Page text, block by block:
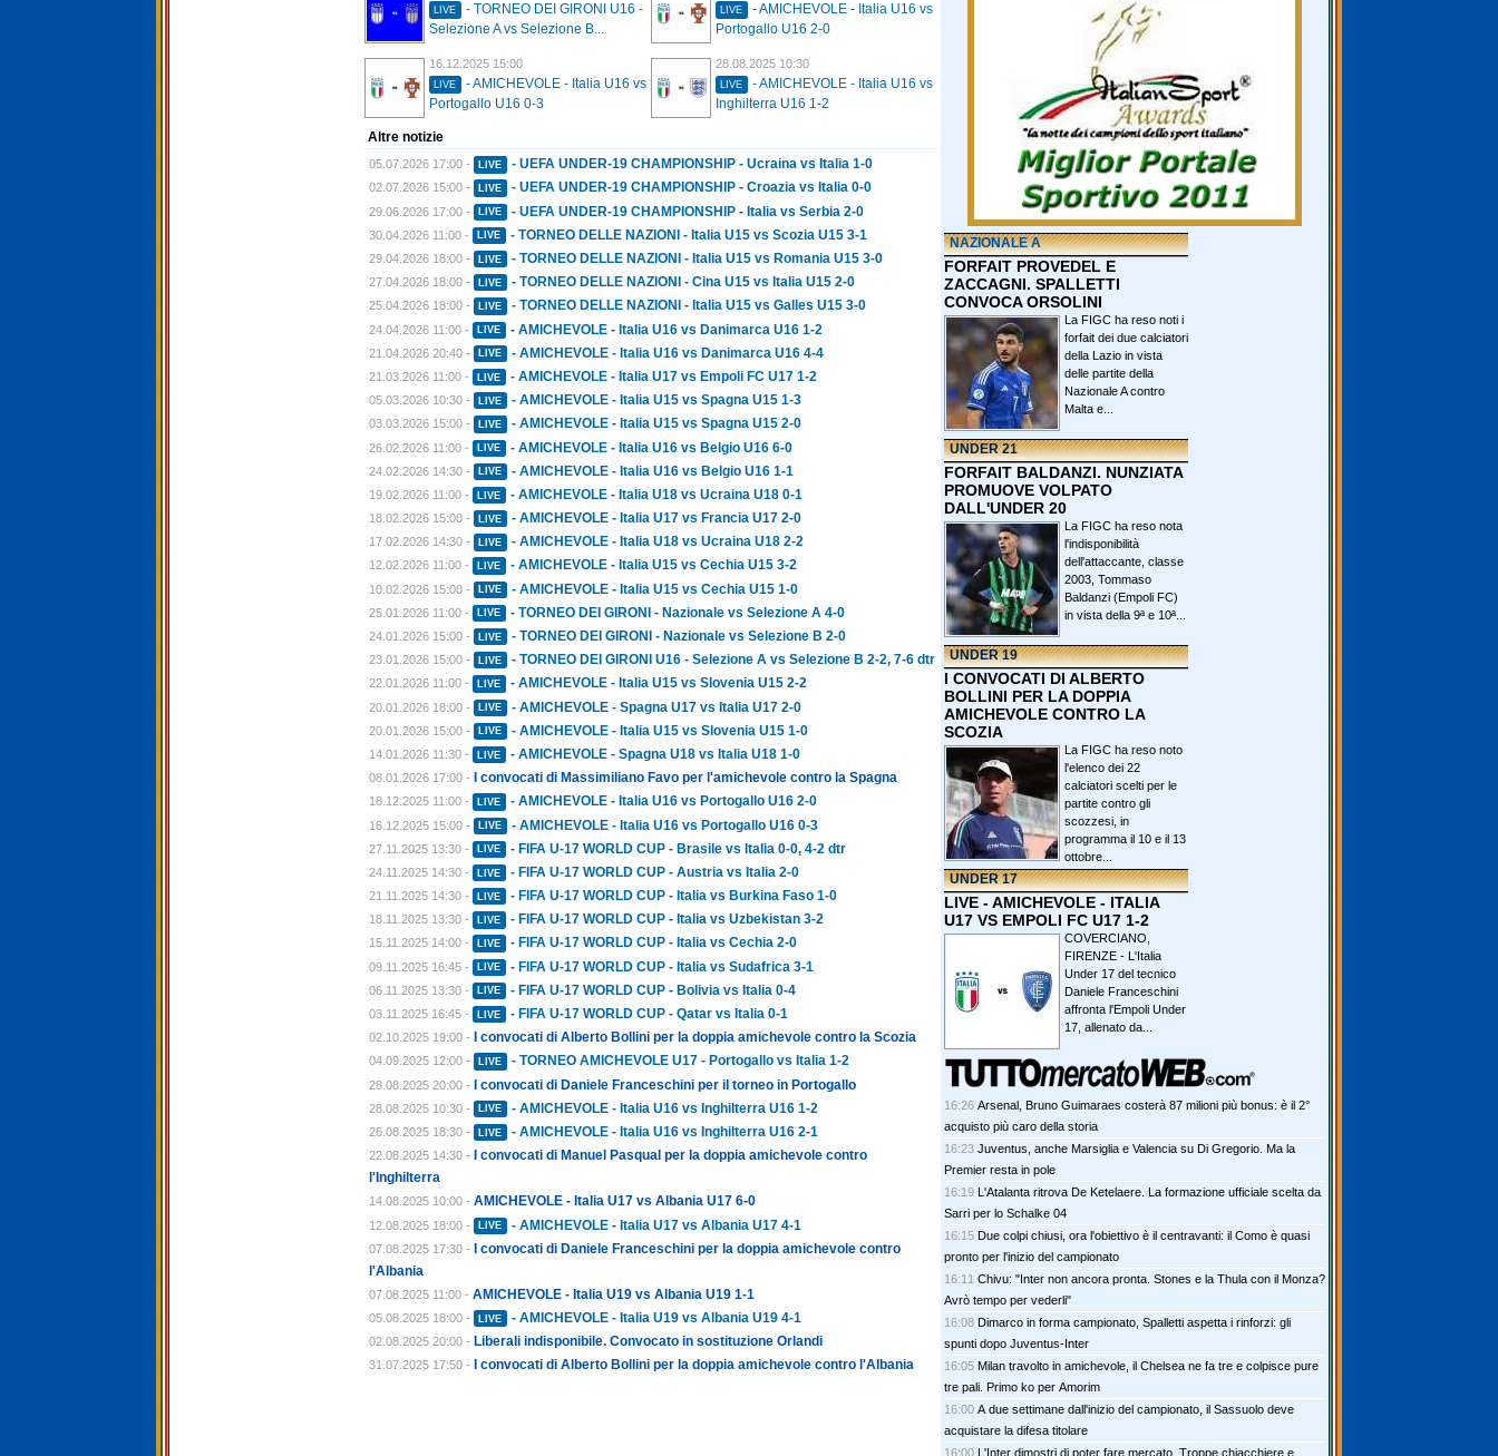
LIVE
- TORNEO DEI GIRONI U16 -
Selezione A vs Selezione B...
LIVE
- AMICHEVOLE - Italia U16 vs
Portogallo U16 2-0
16.12.2025 15:00
LIVE
- AMICHEVOLE - Italia U16 vs
Portogallo U16 0-3
28.08.2025 10:30
LIVE
- AMICHEVOLE - Italia U16 vs
Inghilterra U16 1-2
Altre notizie
05.07.2026 17:00 - LIVE - UEFA UNDER-19 CHAMPIONSHIP - Ucraina vs Italia 1-0
02.07.2026 15:00 - LIVE - UEFA UNDER-19 CHAMPIONSHIP - Croazia vs Italia 0-0
29.06.2026 17:00 - LIVE - UEFA UNDER-19 CHAMPIONSHIP - Italia vs Serbia 2-0
30.04.2026 11:00 - LIVE - TORNEO DELLE NAZIONI - Italia U15 vs Scozia U15 3-1
29.04.2026 18:00 - LIVE - TORNEO DELLE NAZIONI - Italia U15 vs Romania U15 3-0
27.04.2026 18:00 - LIVE - TORNEO DELLE NAZIONI - Cina U15 vs Italia U15 2-0
25.04.2026 18:00 - LIVE - TORNEO DELLE NAZIONI - Italia U15 vs Galles U15 3-0
24.04.2026 11:00 - LIVE - AMICHEVOLE - Italia U16 vs Danimarca U16 1-2
21.04.2026 20:40 - LIVE - AMICHEVOLE - Italia U16 vs Danimarca U16 4-4
21.03.2026 11:00 - LIVE - AMICHEVOLE - Italia U17 vs Empoli FC U17 1-2
05.03.2026 10:30 - LIVE - AMICHEVOLE - Italia U15 vs Spagna U15 1-3
03.03.2026 15:00 - LIVE - AMICHEVOLE - Italia U15 vs Spagna U15 2-0
26.02.2026 11:00 - LIVE - AMICHEVOLE - Italia U16 vs Belgio U16 6-0
24.02.2026 14:30 - LIVE - AMICHEVOLE - Italia U16 vs Belgio U16 1-1
19.02.2026 11:00 - LIVE - AMICHEVOLE - Italia U18 vs Ucraina U18 0-1
18.02.2026 15:00 - LIVE - AMICHEVOLE - Italia U17 vs Francia U17 2-0
17.02.2026 14:30 - LIVE - AMICHEVOLE - Italia U18 vs Ucraina U18 2-2
12.02.2026 11:00 - LIVE - AMICHEVOLE - Italia U15 vs Cechia U15 3-2
10.02.2026 15:00 - LIVE - AMICHEVOLE - Italia U15 vs Cechia U15 1-0
25.01.2026 11:00 - LIVE - TORNEO DEI GIRONI - Nazionale vs Selezione A 4-0
24.01.2026 15:00 - LIVE - TORNEO DEI GIRONI - Nazionale vs Selezione B 2-0
23.01.2026 15:00 - LIVE - TORNEO DEI GIRONI U16 - Selezione A vs Selezione B 2-2, 7-6 dtr
22.01.2026 11:00 - LIVE - AMICHEVOLE - Italia U15 vs Slovenia U15 2-2
20.01.2026 18:00 - LIVE - AMICHEVOLE - Spagna U17 vs Italia U17 2-0
20.01.2026 15:00 - LIVE - AMICHEVOLE - Italia U15 vs Slovenia U15 1-0
14.01.2026 11:30 - LIVE - AMICHEVOLE - Spagna U18 vs Italia U18 1-0
08.01.2026 17:00 - I convocati di Massimiliano Favo per l'amichevole contro la Spagna
18.12.2025 11:00 - LIVE - AMICHEVOLE - Italia U16 vs Portogallo U16 2-0
16.12.2025 15:00 - LIVE - AMICHEVOLE - Italia U16 vs Portogallo U16 0-3
27.11.2025 13:30 - LIVE - FIFA U-17 WORLD CUP - Brasile vs Italia 0-0, 4-2 dtr
24.11.2025 14:30 - LIVE - FIFA U-17 WORLD CUP - Austria vs Italia 2-0
21.11.2025 14:30 - LIVE - FIFA U-17 WORLD CUP - Italia vs Burkina Faso 1-0
18.11.2025 13:30 - LIVE - FIFA U-17 WORLD CUP - Italia vs Uzbekistan 3-2
15.11.2025 14:00 - LIVE - FIFA U-17 WORLD CUP - Italia vs Cechia 2-0
09.11.2025 16:45 - LIVE - FIFA U-17 WORLD CUP - Italia vs Sudafrica 3-1
06.11.2025 13:30 - LIVE - FIFA U-17 WORLD CUP - Bolivia vs Italia 0-4
03.11.2025 16:45 - LIVE - FIFA U-17 WORLD CUP - Qatar vs Italia 0-1
02.10.2025 19:00 - I convocati di Alberto Bollini per la doppia amichevole contro la Scozia
04.09.2025 12:00 - LIVE - TORNEO AMICHEVOLE U17 - Portogallo vs Italia 1-2
28.08.2025 20:00 - I convocati di Daniele Franceschini per il torneo in Portogallo
28.08.2025 10:30 - LIVE - AMICHEVOLE - Italia U16 vs Inghilterra U16 1-2
26.08.2025 18:30 - LIVE - AMICHEVOLE - Italia U16 vs Inghilterra U16 2-1
22.08.2025 14:30 -
I convocati di Manuel Pasqual per la doppia amichevole contro
l'Inghilterra
14.08.2025 10:00 - AMICHEVOLE - Italia U17 vs Albania U17 6-0
12.08.2025 18:00 - LIVE - AMICHEVOLE - Italia U17 vs Albania U17 4-1
07.08.2025 17:30 - I convocati di Daniele Franceschini per la doppia amichevole contro
l'Albania
07.08.2025 11:00 - AMICHEVOLE - Italia U19 vs Albania U19 1-1
05.08.2025 18:00 - LIVE - AMICHEVOLE - Italia U19 vs Albania U19 4-1
02.08.2025 20:00 - Liberali indisponibile. Convocato in sostituzione Orlandi
31.07.2025 17:50 - I convocati di Alberto Bollini per la doppia amichevole contro l'Albania
NAZIONALE A
FORFAIT PROVEDEL E
ZACCAGNI. SPALLETTI
CONVOCA ORSOLINI
La FIGC ha reso noti i
forfait dei due calciatori
della Lazio in vista
delle partite della
Nazionale A contro
Malta e...
UNDER 21
FORFAIT BALDANZI. NUNZIATA
PROMUOVE VOLPATO
DALL'UNDER 20
La FIGC ha reso nota
l'indisponibilità
dell'attaccante, classe
2003, Tommaso
Baldanzi (Empoli FC)
in vista della 9ª e 10ª...
UNDER 19
I CONVOCATI DI ALBERTO
BOLLINI PER LA DOPPIA
AMICHEVOLE CONTRO LA
SCOZIA
La FIGC ha reso noto
l'elenco dei 22
calciatori scelti per le
partite contro gli
scozzesi, in
programma il 10 e il 13
ottobre...
UNDER 17
LIVE - AMICHEVOLE - ITALIA
U17 VS EMPOLI FC U17 1-2
COVERCIANO,
FIRENZE - L'Italia
Under 17 del tecnico
Daniele Franceschini
affronta l'Empoli Under
17, allenato da...
16:26 Arsenal, Bruno Guimaraes costerà 87 milioni più bonus: è il 2°
acquisto più caro della storia
16:23 Juventus, anche Marsiglia e Valencia su Di Gregorio. Ma la
Premier resta in pole
16:19 L'Atalanta ritrova De Ketelaere. La formazione ufficiale scelta da
Sarri per lo Schalke 04
16:15 Due colpi chiusi, ora l'obiettivo è il centravanti: il Como è quasi
pronto per l'inizio del campionato
16:11 Chivu: "Inter non ancora pronta. Stones e la Thula con il Monza?
Avrò tempo per vederli"
16:08 Dimarco in forma campionato, Spalletti aspetta i rinforzi: gli
spunti dopo Juventus-Inter
16:05 Milan travolto in amichevole, il Chelsea ne fa tre e colpisce pure
tre pali. Primo ko per Amorim
16:00 A due settimane dall'inizio del campionato, il Sassuolo deve
acquistare la difesa titolare
16:00 L'Inter dimostri di poter fare mercato. Troppe chiacchiere e